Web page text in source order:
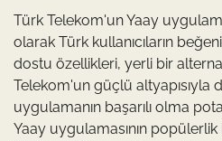
Türk Telekom'un Yaay
olarak Türk kullanıcıların
dostu özellikleri, yerli bir
Telekom'un güçlü altyapısıyla
uygulamanın başarılı olma
Yaay uygulamasının